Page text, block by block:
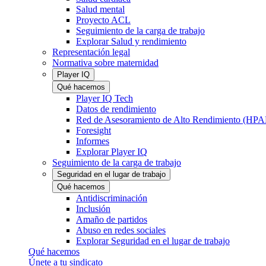
Salud mental
Proyecto ACL
Seguimiento de la carga de trabajo
Explorar Salud y rendimiento
Representación legal
Normativa sobre maternidad
Player IQ
Qué hacemos
Player IQ Tech
Datos de rendimiento
Red de Asesoramiento de Alto Rendimiento
Foresight
Informes
Explorar Player IQ
Seguimiento de la carga de trabajo
Seguridad en el lugar de trabajo
Qué hacemos
Antidiscriminación
Inclusión
Amaño de partidos
Abuso en redes sociales
Explorar Seguridad en el lugar de trabajo
Qué hacemos
Únete a tu sindicato